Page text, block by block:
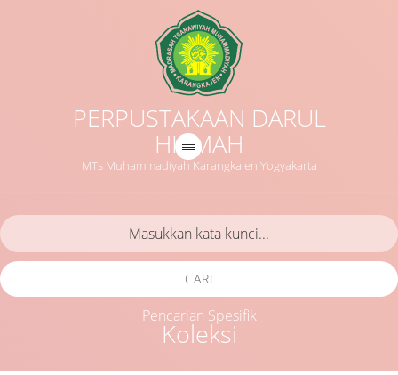
PERPUSTAKAAN DARUL
HIKMAH
MTs Muhammadiyah Karangkajen Yogyakarta
Koleksi
CARI
Pencarian Spesifik